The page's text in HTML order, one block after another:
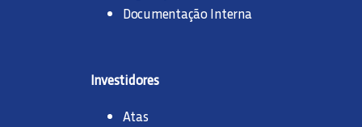
Documentação Interna
Investidores
Atas